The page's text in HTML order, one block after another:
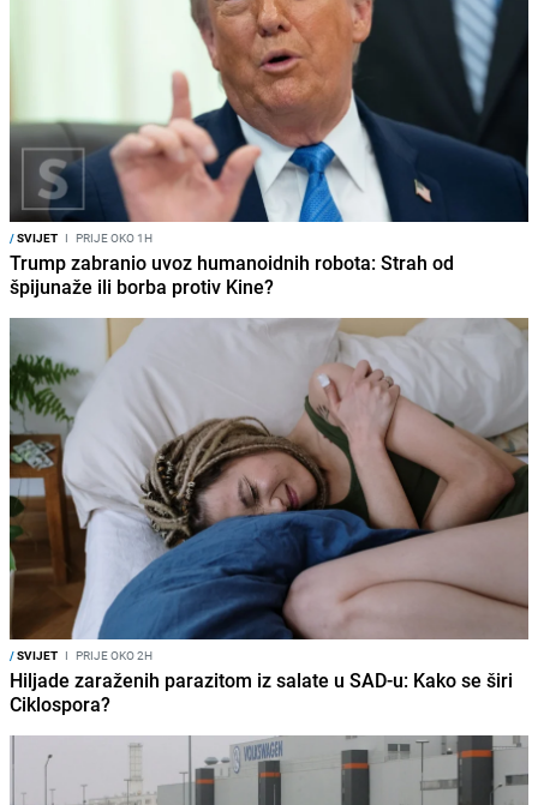
/SVIJET I PRIJE OKO 1H
Trump zabranio uvoz humanoidnih robota: Strah od
špijunaže ili borba protiv Kine?
/SVIJET I PRIJE OKO 2H
Hiljade zaraženih parazitom iz salate u SAD-u: Kako se širi
Ciklospora?